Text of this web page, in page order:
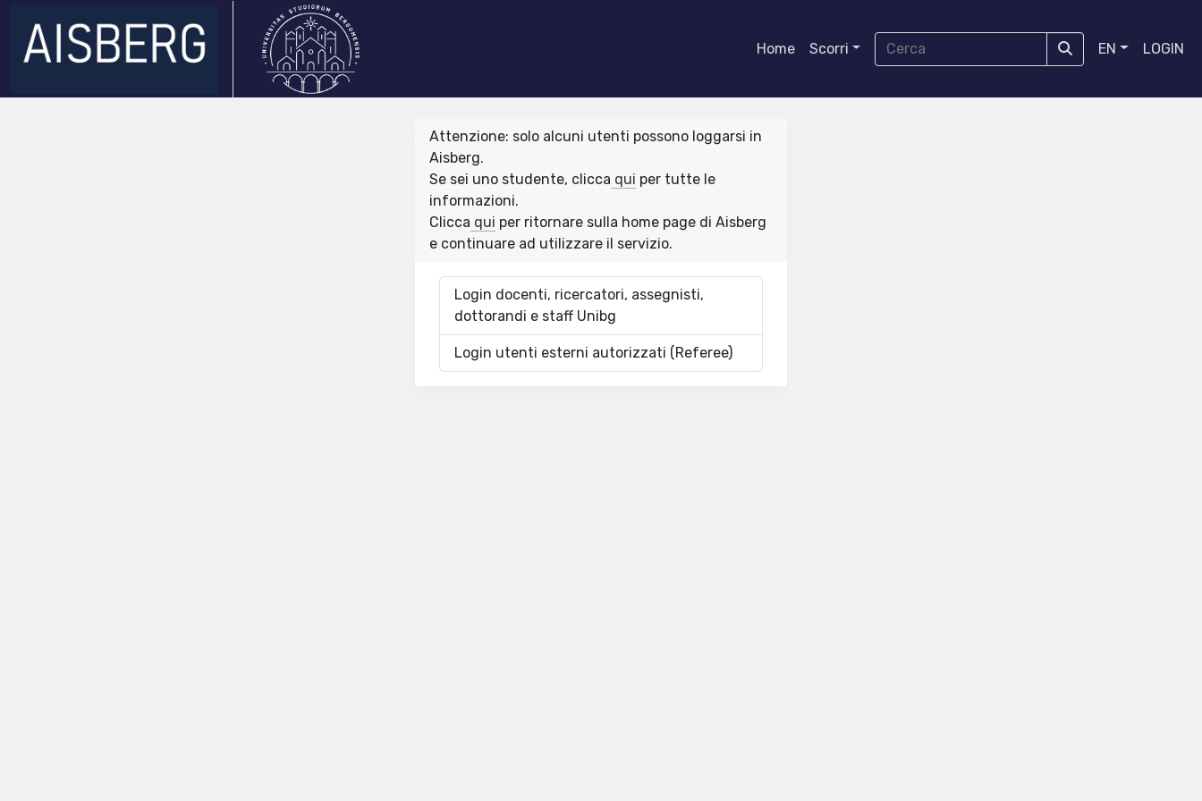
Home Scorri EN LOGIN
Attenzione: solo alcuni utenti possono loggarsi in
Aisberg.
Se sei uno studente, clicca qui per tutte le
informazioni.
Clicca qui per ritornare sulla home page di Aisberg
e continuare ad utilizzare il servizio.
Login docenti, ricercatori, assegnisti,
dottorandi e staff Unibg
Login utenti esterni autorizzati (Referee)